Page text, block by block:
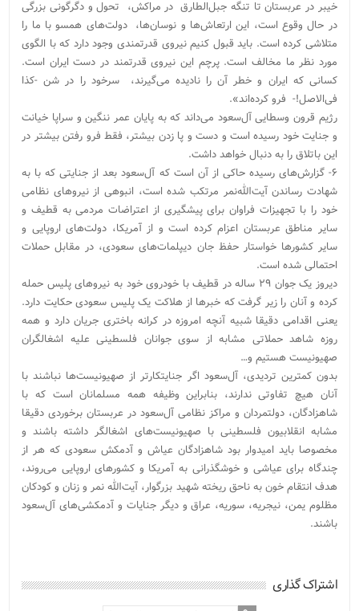
خیبر در عربستان تا تنگه جبل‌الطارق در مراکش، تحول و دگرگونی بزرگی
در حال وقوع است، این ارتعاش‌ها و نوسان‌ها، دولت‌های همسو با ما را
متلاشی کرده است. باید قبول کنیم نیروی قدرتمندی وجود دارد که با الگوی
مورد نظر ما مخالف است. پرچم این نیروی قدرتمند در دست ایران است.
کسانی که ایران و خطر آن را نادیده می‌گیرند، سرخود را در شن -کذا
فی‌الاصل!- فرو کرده‌اند».
رژیم قرون وسطایی آل‌سعود می‌داند که به پایان عمر ننگین و سراپا خیانت
و جنایت خود رسیده است و دست و پا زدن بیشتر، فقط فرو رفتن بیشتر در
این باتلاق را به دنبال خواهد داشت.
۶- گزارش‌های رسیده حاکی از آن است که آل‌سعود بعد از جنایتی که با به
شهادت رساندن آیت‌الله‌نمر مرتکب شده است، انبوهی از نیروهای نظامی
خود را با تجهیزات فراوان برای پیشگیری از اعتراضات مردمی به قطیف و
سایر مناطق عربستان اعزام کرده است و از آمریکا، دولت‌های اروپایی و
سایر کشورها خواستار حفظ جان دیپلمات‌های سعودی، در مقابل حملات
احتمالی شده است.
دیروز یک جوان ۲۹ ساله در قطیف با خودروی خود به نیروهای پلیس حمله
کرده و آنان را زیر گرفت که خبرها از هلاکت یک پلیس سعودی حکایت دارد.
یعنی اقدامی دقیقا شبیه آنچه امروزه در کرانه باختری جریان دارد و همه
روزه شاهد حملاتی مشابه از سوی جوانان فلسطینی علیه اشغالگران
صهیونیست هستیم و…
بدون کمترین تردیدی، آل‌سعود اگر جنایتکارتر از صهیونیست‌ها نباشند با
آنان هیچ تفاوتی ندارند، بنابراین وظیفه همه مسلمانان است که با
شاهزادگان، دولتمردان و مراکز نظامی آل‌سعود در عربستان برخوردی دقیقا
مشابه انقلابیون فلسطینی با صهیونیست‌های اشغالگر داشته باشند و
مخصوصا باید امیدوار بود شاهزادگان عیاش و آدمکش سعودی که هر از
چندگاه برای عیاشی و خوشگذرانی به آمریکا و کشورهای اروپایی می‌روند،
هدف انتقام خون به ناحق ریخته شهید بزرگوار، آیت‌الله نمر و زنان و کودکان
مظلوم یمن، نیجریه، سوریه، عراق و دیگر جنایات و آدمکشی‌های آل‌سعود
باشند.
اشتراک گذاری